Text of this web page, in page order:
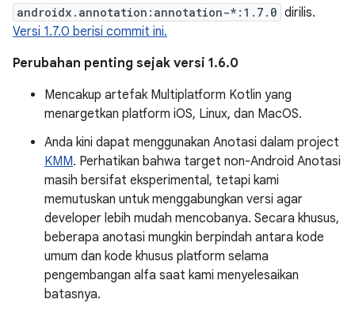
androidx.annotation:annotation-*:1.7.0 dirilis.
Versi 1.7.0 berisi commit ini.
Perubahan penting sejak versi 1.6.0
Mencakup artefak Multiplatform Kotlin yang
menargetkan platform iOS, Linux, dan MacOS.
Anda kini dapat menggunakan Anotasi dalam project
KMM. Perhatikan bahwa target non-Android Anotasi
masih bersifat eksperimental, tetapi kami
memutuskan untuk menggabungkan versi agar
developer lebih mudah mencobanya. Secara khusus,
beberapa anotasi mungkin berpindah antara kode
umum dan kode khusus platform selama
pengembangan alfa saat kami menyelesaikan
batasnya.